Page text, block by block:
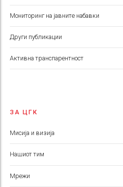
Мониторинг на јавните набавки
Други публикации
Aктивна транспарентност
ЗА ЦГК
Мисија и визија
Нашиот тим
Мрежи